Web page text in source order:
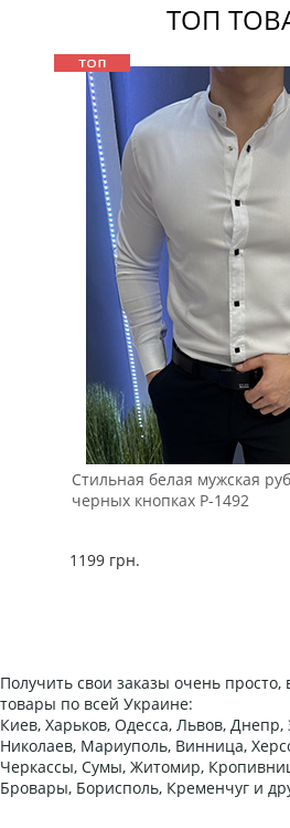
ТОП
Стильная белая мужская
черных кнопках Р-1492
1199 грн.
Получить свои заказы очень
товары по всей Украине:
Киев, Харьков, Одесса, Львов,
Николаев, Мариуполь, Винница,
Черкассы, Сумы, Житомир,
Бровары, Борисполь, Кременчуг и